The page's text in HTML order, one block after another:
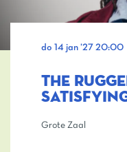
THE
do 14 jan ’27 20:00
Grote Zaal